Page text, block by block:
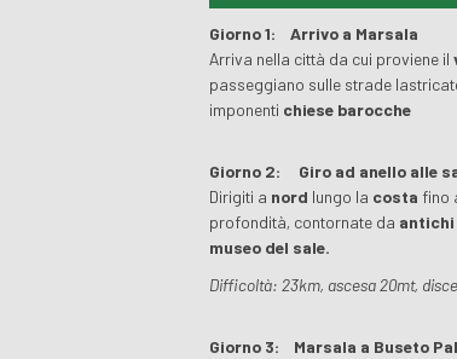
Giorno 1: Arrivo a Marsala
Arriva nella città da cui proviene il
passeggiano sulle strade
imponenti chiese barocche
Giorno 2: Giro ad anello alle
Dirigiti a nord lungo la costa fino
profondità, contornate da antichi
museo del sale.
Difficoltà: 23km, ascesa 20mt,
Giorno 3: Marsala a Buseto